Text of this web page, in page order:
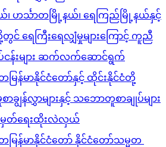
၊ ဟင်္သာတမြို့နယ်၊ ရေကြည်မြို့နယ်နှင့်
င် ရေကြီးရေလျှံမှုများကြောင့် ကူညီ
းများ ဆက်လက်ဆောင်ရွက်
မြန်မာနိုင်ငံတော်နှင့် ထိုင်းနိုင်ငံတို့
ချွန်လွှာများနှင့် သဘောတူစာချုပ်များ
တ်ရေးထိုးလဲလှယ်
မြန်မာနိုင်ငံတော် နိုင်ငံတော်သမ္မတ